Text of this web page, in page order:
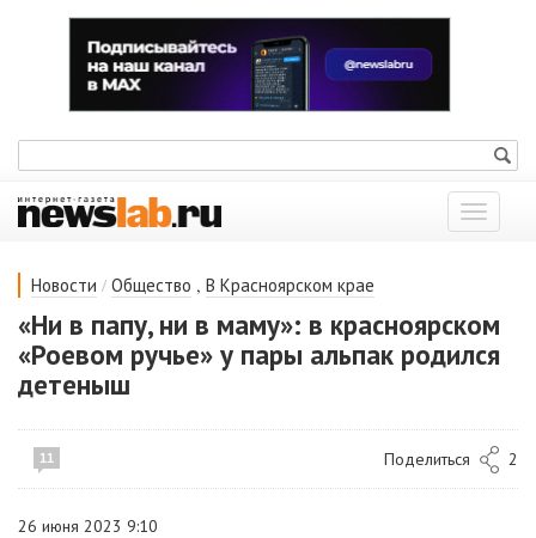
Показать
меню
Новости / Общество , В Красноярском крае
«Ни в папу, ни в маму»: в красноярском
«Роевом ручье» у пары альпак родился
детеныш
11 Поделиться 2
26 июня 2023 9:10